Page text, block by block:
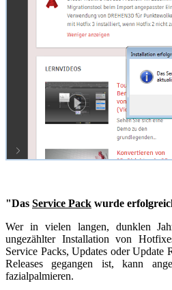
"Das Service Pack wurde
Wer in vielen langen, dunklen
ungezählter Installation von
Service Packs, Updates oder Update
Releases gegangen ist, kann
fazialpalmieren.